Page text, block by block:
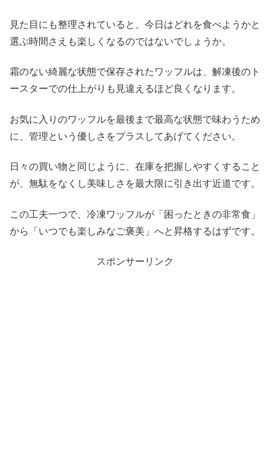
見た目にも整理されていると、今日はどれを食べようかと
選ぶ時間さえも楽しくなるのではないでしょうか。
霜のない綺麗な状態で保存されたワッフルは、解凍後のト
ースターでの仕上がりも見違えるほど良くなります。
お気に入りのワッフルを最後まで最高な状態で味わうため
に、管理という優しさをプラスしてあげてください。
日々の買い物と同じように、在庫を把握しやすくすること
が、無駄をなくし美味しさを最大限に引き出す近道です。
この工夫一つで、冷凍ワッフルが「困ったときの非常食」
から「いつでも楽しみなご褒美」へと昇格するはずです。
スポンサーリンク